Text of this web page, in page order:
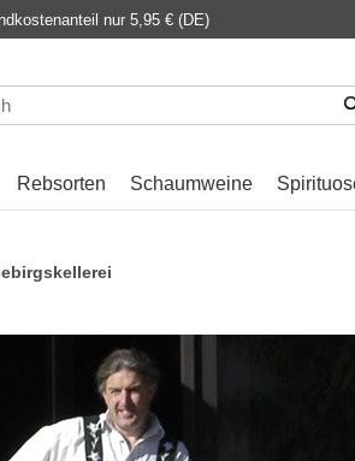
nur 5,95 € (DE)
Rebsorten Schaumweine